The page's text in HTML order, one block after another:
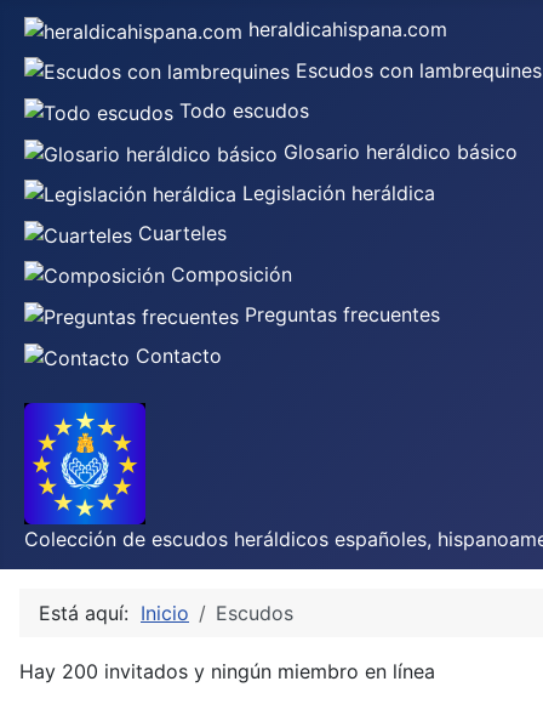
heraldicahispana.com
Escudos con lambrequines
Todo escudos
Glosario heráldico básico
Legislación heráldica
Cuarteles
Composición
Preguntas frecuentes
Contacto
Colección de escudos heráldicos españoles,
Está aquí: Inicio Escudos
Hay 200 invitados y ningún miembro en línea